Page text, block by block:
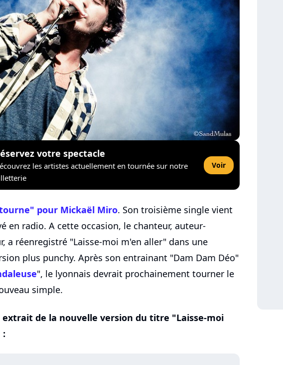
votre spectacle
les artistes actuellement en tournée sur notre
Voir
pour Mickaël Miro. Son troisième single vient
en radio. A cette occasion, le chanteur, auteur-
a réenregistré "Laisse-moi m'en aller" dans une
plus punchy. Après son entrainant "Dam Dam Déo"
", le lyonnais devrait prochainement tourner le
simple.
extrait de la nouvelle version du titre "Laisse-moi
: